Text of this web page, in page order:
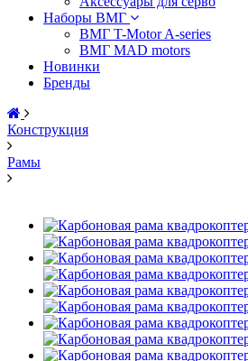
Наборы ВМГ
ВМГ T-Motor A-series
ВМГ MAD motors
Новинки
Бренды
Конструкция
Рамы